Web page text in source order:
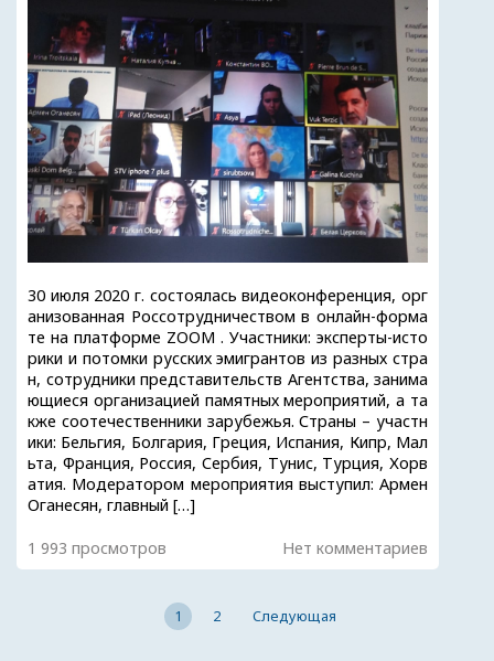
30 июля 2020 г. состоялась видеоконференция, орг
анизованная Россотрудничеством в онлайн-форма
те на платформе ZOOM . Участники: эксперты-исто
рики и потомки русских эмигрантов из разных стра
н, сотрудники представительств Агентства, занима
ющиеся организацией памятных мероприятий, а та
кже соотечественники зарубежья. Страны – участн
ики: Бельгия, Болгария, Греция, Испания, Кипр, Мал
ьта, Франция, Россия, Сербия, Тунис, Турция, Хорв
атия. Модератором мероприятия выступил: Армен
Оганесян, главный […]
1 993 просмотров Нет комментариев
1 2 Следующая